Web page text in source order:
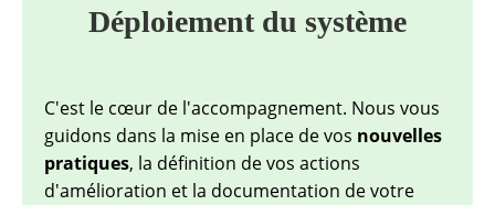
Déploiement du système
C'est le cœur de l'accompagnement. Nous vous
guidons dans la mise en place de vos nouvelles
pratiques, la définition de vos actions
d'amélioration et la documentation de votre